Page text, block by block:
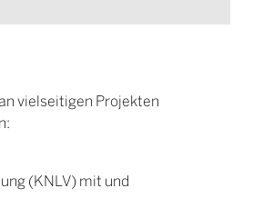
vielseitigen Projekten
(KNLV) mit und